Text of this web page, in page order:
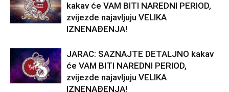
kakav će VAM BITI NAREDNI PERIOD,
zvijezde najavljuju VELIKA
IZNENAĐENJA!
JARAC: SAZNAJTE DETALJNO kakav
će VAM BITI NAREDNI PERIOD,
zvijezde najavljuju VELIKA
IZNENAĐENJA!